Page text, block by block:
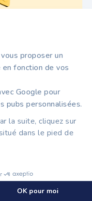
proposer un
fonction de vos
Google pour
pubs personnalisées.
la suite, cliquez sur
dans le pied de
OK pour moi
2026 :
ARTICLES